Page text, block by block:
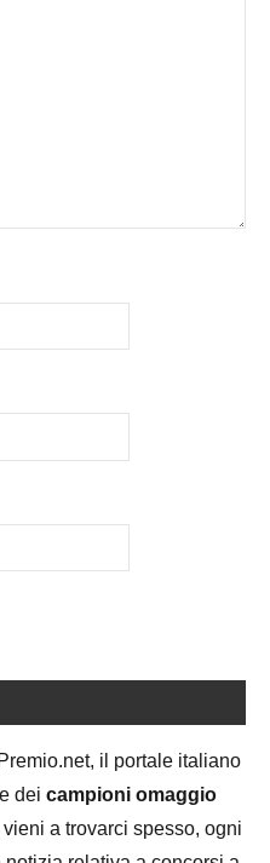
il portale italiano
e dei campioni omaggio
a trovarci spesso, ogni